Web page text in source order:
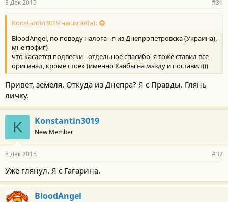
8 Дек 2015 #31
Konstantin3019 написал(а):
BloodAngel, по поводу налога - я из Днепропетровска (Украина),
мне пофиг)
что касается подвески - отдельное спасибо, я тоже ставил все
оригинал, кроме стоек (именно Каябы на мазду и поставил)))
Привет, земеля. Откуда из Днепра? Я с Правды. Глянь
личку.
K Konstantin3019
New Member
8 Дек 2015 #32
Уже глянул. Я с Гагарина.
BloodAngel